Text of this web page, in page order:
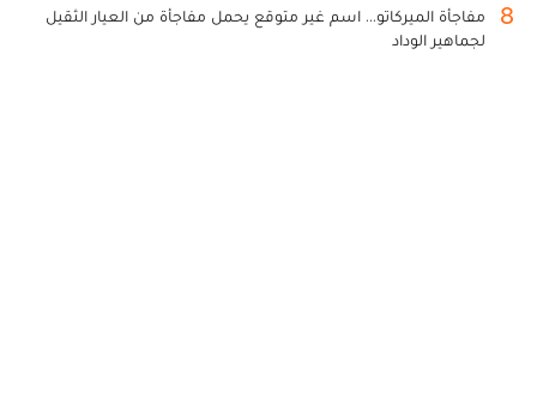
8
مفاجأة الميركاتو... اسم غير متوقع يحمل مفاجأة من العيار الثقيل
لجماهير الوداد